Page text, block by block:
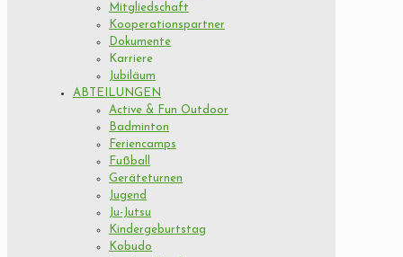
Mitgliedschaft
Kooperationspartner
Dokumente
Karriere
Jubiläum
ABTEILUNGEN
Active & Fun Outdoor
Badminton
Feriencamps
Fußball
Geräteturnen
Jugend
Ju-Jutsu
Kindergeburtstag
Kobudo